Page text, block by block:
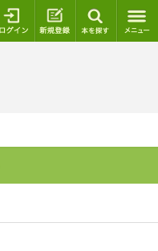
ログイン 新規登録